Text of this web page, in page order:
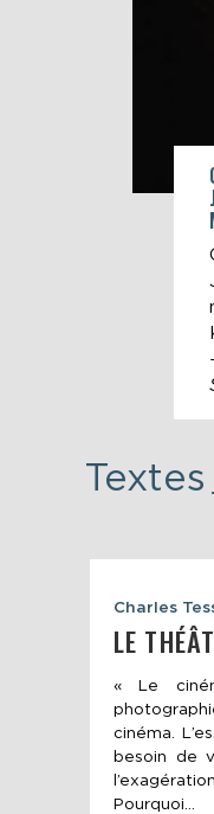
Textes
Charles
LE
« Le
cinéma.
besoin de
Pourquoi...